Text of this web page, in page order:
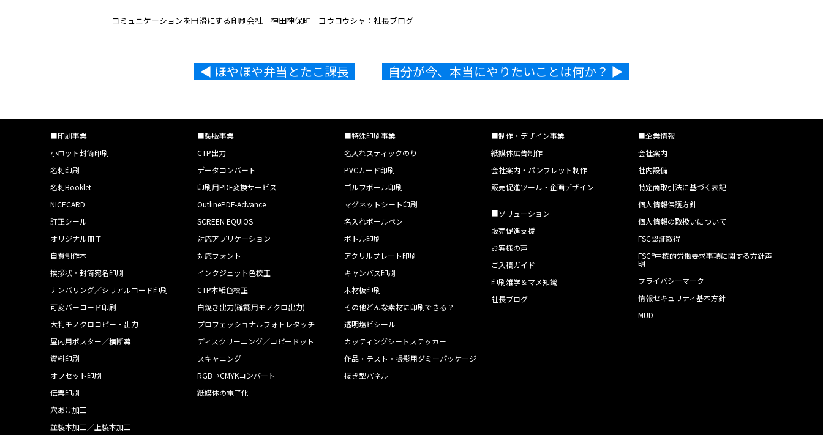
コミュニケーションを円滑にする印刷会社 神田神保町 ヨウコウシャ：社長ブログ
◀︎ ほやほや弁当とたこ課長 自分が今、本当にやりたいことは何か？ ▶︎
■印刷事業
小ロット封筒印刷
名刺印刷
名刺Booklet
NICECARD
訂正シール
オリジナル冊子
自費制作本
挨拶状・封筒宛名印刷
ナンバリング／シリアルコード印刷
可変バーコード印刷
大判モノクロコピー・出力
屋内用ポスター／横断幕
資料印刷
オフセット印刷
伝票印刷
穴あけ加工
並製本加工／上製本加工
■製版事業
CTP出力
データコンバート
印刷用PDF変換サービス
OutlinePDF-Advance
SCREEN EQUIOS
対応アプリケーション
対応フォント
インクジェット色校正
CTP本紙色校正
白焼き出力(確認用モノクロ出力)
プロフェッショナルフォトレタッチ
ディスクリーニング／コピードット
スキャニング
RGB→CMYKコンバート
紙媒体の電子化
■特殊印刷事業
名入れスティックのり
PVCカード印刷
ゴルフボール印刷
マグネットシート印刷
名入れボールペン
ボトル印刷
アクリルプレート印刷
キャンバス印刷
木材板印刷
その他どんな素材に印刷できる？
透明塩ビシール
カッティングシートステッカー
作品・テスト・撮影用ダミーパッケージ
抜き型パネル
■制作・デザイン事業
紙媒体広告制作
会社案内・パンフレット制作
販売促進ツール・企画デザイン
■ソリューション
販売促進支援
お客様の声
ご入稿ガイド
印刷雑学＆マメ知識
社長ブログ
■企業情報
会社案内
社内設備
特定商取引法に基づく表記
個人情報保護方針
個人情報の取扱いについて
FSC認証取得
FSC®中核的労働要求事項に関する方針声
明
プライバシーマーク
情報セキュリティ基本方針
MUD